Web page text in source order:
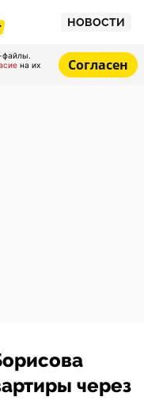
НОВОСТИ
файлы.
на их
Согласен
через